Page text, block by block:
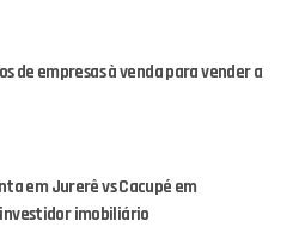
de empresas à venda para vender a
em Jurerê vs Cacupé em
imobiliário